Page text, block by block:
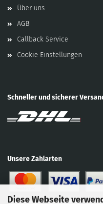
Diese Webseite
Über uns
AGB
Callback Service
Cookie Einstellungen
Schneller und sicherer
Unsere Zahlarten